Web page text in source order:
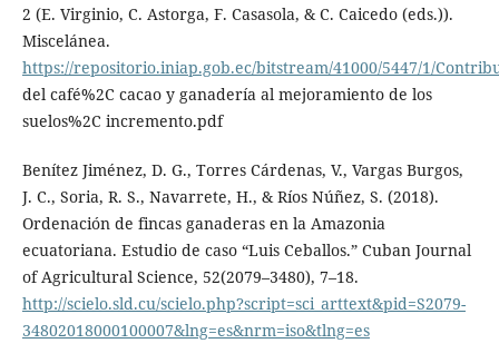
2 (E. Virginio, C. Astorga, F. Casasola, & C. Caicedo (eds.)).
Miscelánea.
https://repositorio.iniap.gob.ec/bitstream/41000/5447/1/
del café%2C cacao y ganadería al mejoramiento de los
suelos%2C incremento.pdf
Benítez Jiménez, D. G., Torres Cárdenas, V., Vargas Burgos,
J. C., Soria, R. S., Navarrete, H., & Ríos Núñez, S. (2018).
Ordenación de fincas ganaderas en la Amazonia
ecuatoriana. Estudio de caso “Luis Ceballos.” Cuban Journal
of Agricultural Science, 52(2079–3480), 7–18.
http://scielo.sld.cu/scielo.php?script=sci_arttext&pid=S2079-
34802018000100007&lng=es&nrm=iso&tlng=es